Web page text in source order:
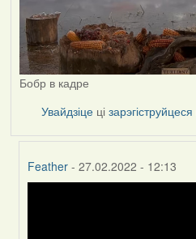
Бобр в кадре
Увайдзіце цізарэгіструйцеся
Feather - 27.02.2022 - 12:13